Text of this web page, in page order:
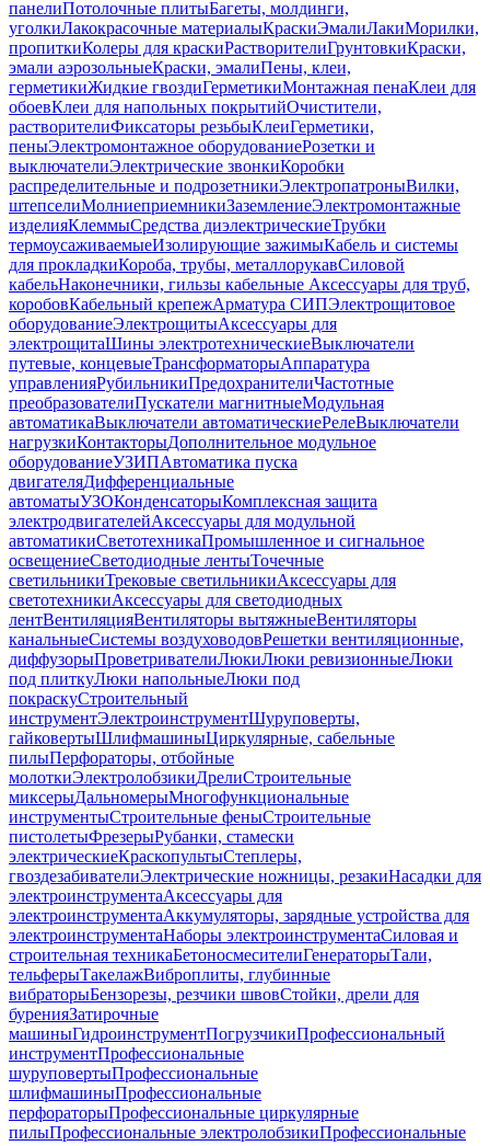
панелиПотолочные плитыБагеты, молдинги,
уголкиЛакокрасочные материалыКраскиЭмалиЛакиМорилки,
пропиткиКолеры для краскиРастворителиГрунтовкиКраски,
эмали аэрозольныеКраски, эмалиПены, клеи,
герметикиЖидкие гвоздиГерметикиМонтажная пенаКлеи для
обоевКлеи для напольных покрытийОчистители,
растворителиФиксаторы резьбыКлеиГерметики,
пеныЭлектромонтажное оборудованиеРозетки и
выключателиЭлектрические звонкиКоробки
распределительные и подрозетникиЭлектропатроныВилки,
штепселиМолниеприемникиЗаземлениеЭлектромонтажные
изделияКлеммыСредства диэлектрическиеТрубки
термоусаживаемыеИзолирующие зажимыКабель и системы
для прокладкиКороба, трубы, металлорукавСиловой
кабельНаконечники, гильзы кабельные Аксессуары для труб,
коробовКабельный крепежАрматура СИПЭлектрощитовое
оборудованиеЭлектрощитыАксессуары для
электрощитаШины электротехническиеВыключатели
путевые, концевыеТрансформаторыАппаратура
управленияРубильникиПредохранителиЧастотные
преобразователиПускатели магнитныеМодульная
автоматикаВыключатели автоматическиеРелеВыключатели
нагрузкиКонтакторыДополнительное модульное
оборудованиеУЗИПАвтоматика пуска
двигателяДифференциальные
автоматыУЗОКонденсаторыКомплексная защита
электродвигателейАксессуары для модульной
автоматикиСветотехникаПромышленное и сигнальное
освещениеСветодиодные лентыТочечные
светильникиТрековые светильникиАксессуары для
светотехникиАксессуары для светодиодных
лентВентиляцияВентиляторы вытяжныеВентиляторы
канальныеСистемы воздуховодовРешетки вентиляционные,
диффузорыПроветривателиЛюкиЛюки ревизионныеЛюки
под плиткуЛюки напольныеЛюки под
покраскуСтроительный
инструментЭлектроинструментШуруповерты,
гайковертыШлифмашиныЦиркулярные, сабельные
пилыПерфораторы, отбойные
молоткиЭлектролобзикиДрелиСтроительные
миксерыДальномерыМногофункциональные
инструментыСтроительные феныСтроительные
пистолетыФрезерыРубанки, стамески
электрическиеКраскопультыСтеплеры,
гвоздезабивателиЭлектрические ножницы, резакиНасадки для
электроинструментаАксессуары для
электроинструментаАккумуляторы, зарядные устройства для
электроинструментаНаборы электроинструментаСиловая и
строительная техникаБетоносмесителиГенераторыТали,
тельферыТакелажВиброплиты, глубинные
вибраторыБензорезы, резчики швовСтойки, дрели для
буренияЗатирочные
машиныГидроинструментПогрузчикиПрофессиональный
инструментПрофессиональные
шуруповертыПрофессиональные
шлифмашиныПрофессиональные
перфораторыПрофессиональные циркулярные
пилыПрофессиональные электролобзикиПрофессиональные